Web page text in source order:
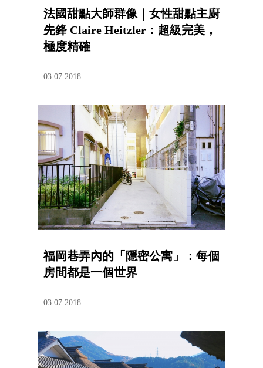
法國甜點大師群像｜女性甜點主廚
先鋒 Claire Heitzler：超級完美，
極度精確
03.07.2018
福岡巷弄內的「隱密公寓」：每個
房間都是一個世界
03.07.2018